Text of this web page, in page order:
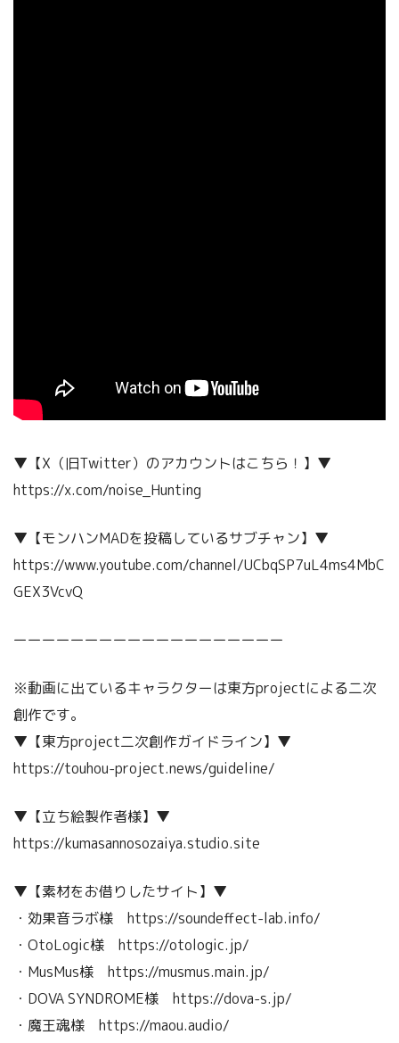
▼【X（旧Twitter）のアカウントはこちら！】▼
https://x.com/noise_Hunting
▼【モンハンMADを投稿しているサブチャン】▼
https://www.youtube.com/channel/UCbqSP7uL4ms4MbC
GEX3VcvQ
ーーーーーーーーーーーーーーーーーーー
※動画に出ているキャラクターは東方projectによる二次
創作です。
▼【東方project二次創作ガイドライン】▼
https://touhou-project.news/guideline/
▼【立ち絵製作者様】▼
https://kumasannosozaiya.studio.site
▼【素材をお借りしたサイト】▼
・効果音ラボ様 https://soundeffect-lab.info/
・OtoLogic様 https://otologic.jp/
・MusMus様 https://musmus.main.jp/
・DOVA SYNDROME様 https://dova-s.jp/
・魔王魂様 https://maou.audio/